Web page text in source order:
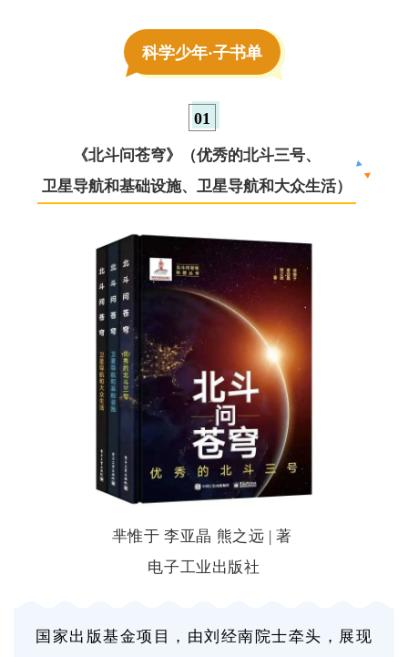
科学少年·子书单
01
《北斗问苍穹》
（优秀的北斗三号、
卫星导航和基础设施、卫星导航和大众生活）
芈惟于 李亚晶 熊之远 | 著
电子工业出版社
国家出版基金项目，由刘经南院士牵头，展现